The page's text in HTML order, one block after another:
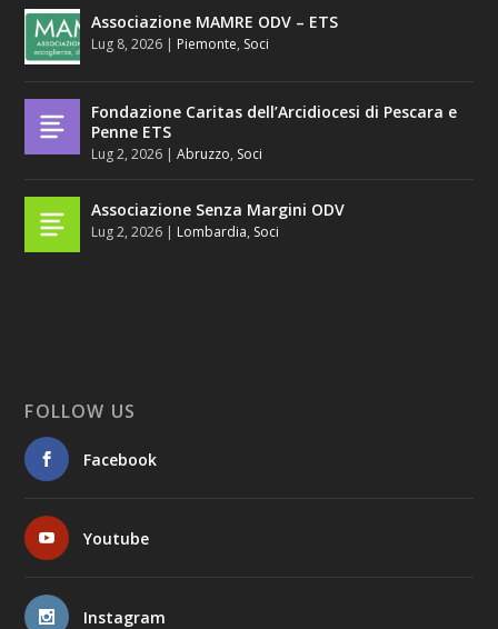
Associazione MAMRE ODV – ETS
Lug 8, 2026 | Piemonte, Soci
Fondazione Caritas dell’Arcidiocesi di Pescara e
Penne ETS
Lug 2, 2026 |Abruzzo, Soci
Associazione Senza Margini ODV
Lug 2, 2026 | Lombardia, Soci
FOLLOW US
Facebook
Youtube
Instagram